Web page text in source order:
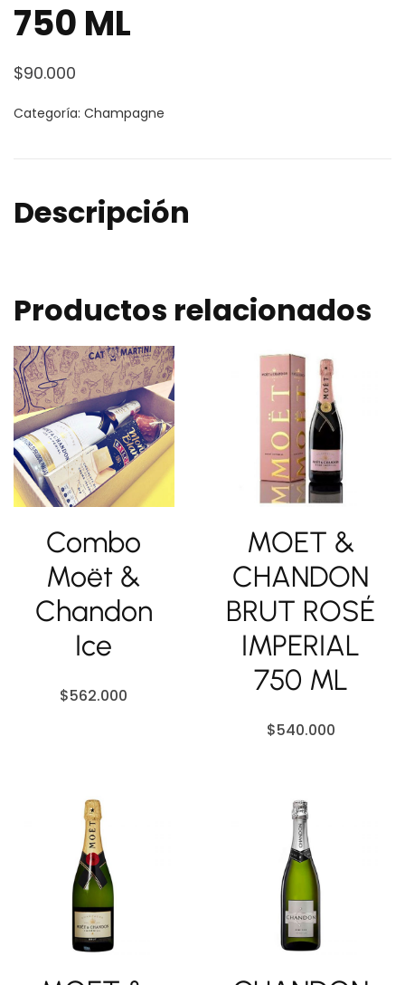
750 ML
$90.000
Categoría: Champagne
Descripción
Productos relacionados
Combo
Moët &
Chandon
Ice
$562.000
MOET &
CHANDON
BRUT ROSÉ
IMPERIAL
750 ML
$540.000